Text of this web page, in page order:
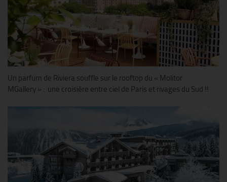
Un parfum de Riviera souffle sur le rooftop du « Molitor
MGallery » : une croisière entre ciel de Paris et rivages du Sud !!